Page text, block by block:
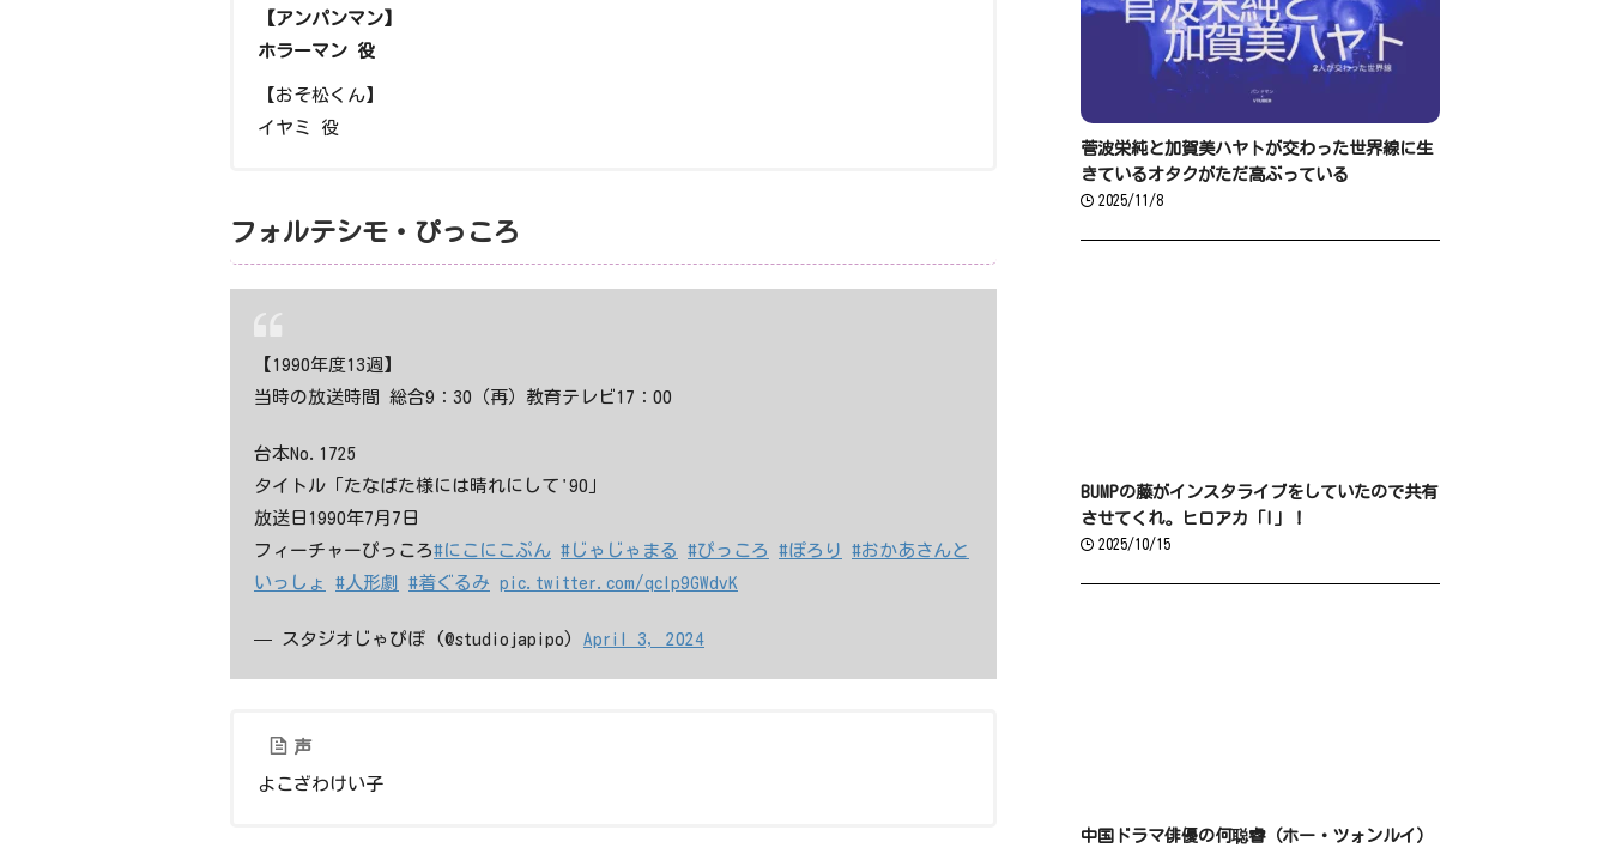
【アンパンマン】
ホラーマン 役
【おそ松くん】
イヤミ 役
フォルテシモ・ぴっころ
【1990年度13週】
台本No.1725
タイトル「たなばた様には晴れにして'90」
放送日1990年7月7日
フィーチャーぴっころ#にこにこぷん #じゃじゃまる #ぴっころ
菅波栄純と加賀美ハヤトが交わった世界線に生
きているオタクがただ高ぶっている
2025/11/8
BUMPの藤がインスタライブをしていたので共有
させてくれ。ヒロアカ「I」！
2025/10/15
中国ドラマ俳優の何聪睿（ホー・ツォンルイ）